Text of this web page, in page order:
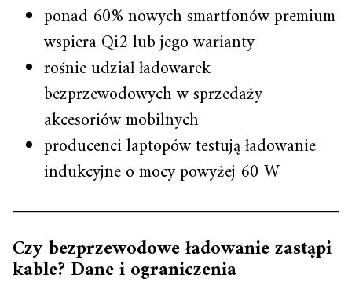
ponad 60% nowych smartfonów premium
wspiera Qi2 lub jego warianty
rośnie udział ładowarek
bezprzewodowych w sprzedaży
akcesoriów mobilnych
producenci laptopów testują ładowanie
indukcyjne o mocy powyżej 60 W
Czy bezprzewodowe ładowanie zastąpi
kable? Dane i ograniczenia